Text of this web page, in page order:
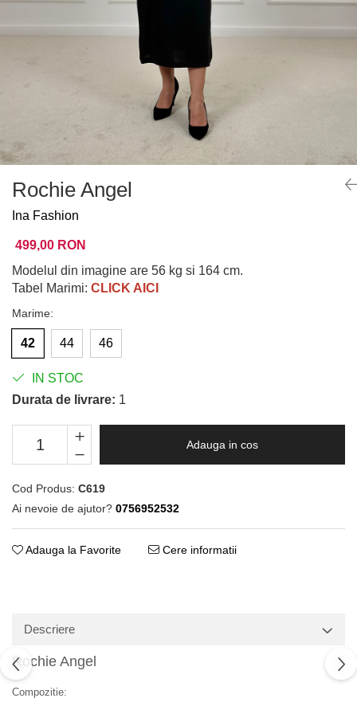
Rochie Angel
Ina Fashion
499,00 RON
Modelul din imagine are 56 kg si 164 cm.
Tabel Marimi: CLICK AICI
Marime:
42 44 46
IN STOC
Durata de livrare: 1
Adauga in cos
Cod Produs: C619
Ai nevoie de ajutor? 0756952532
Adauga la Favorite Cere informatii
Descriere
Rochie Angel
Compozitie: